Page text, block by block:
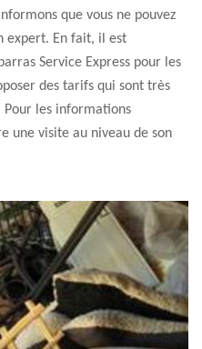
que vous ne pouvez
expert. En fait, il est
Service Express pour les
des tarifs qui sont très
Pour les informations
une visite au niveau de son